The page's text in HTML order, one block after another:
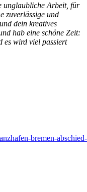
unglaubliche Arbeit, für
zuverlässige und
dein kreatives
hab eine schöne Zeit:
es wird viel passiert
bremen-